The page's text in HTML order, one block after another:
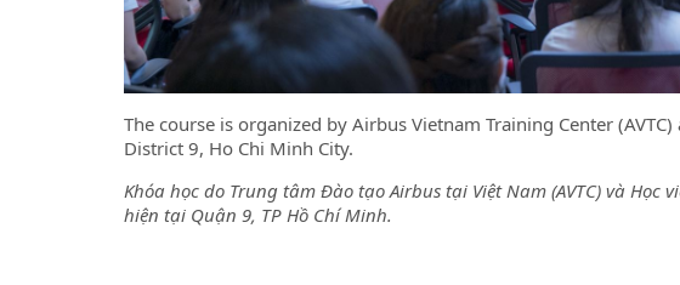
The course is organized by Airbus Vietnam Training Center
District 9, Ho Chi Minh City.
Khóa học do Trung tâm Đào tạo Airbus tại Việt Nam (AVTC) và Học
hiện tại Quận 9, TP Hồ Chí Minh.